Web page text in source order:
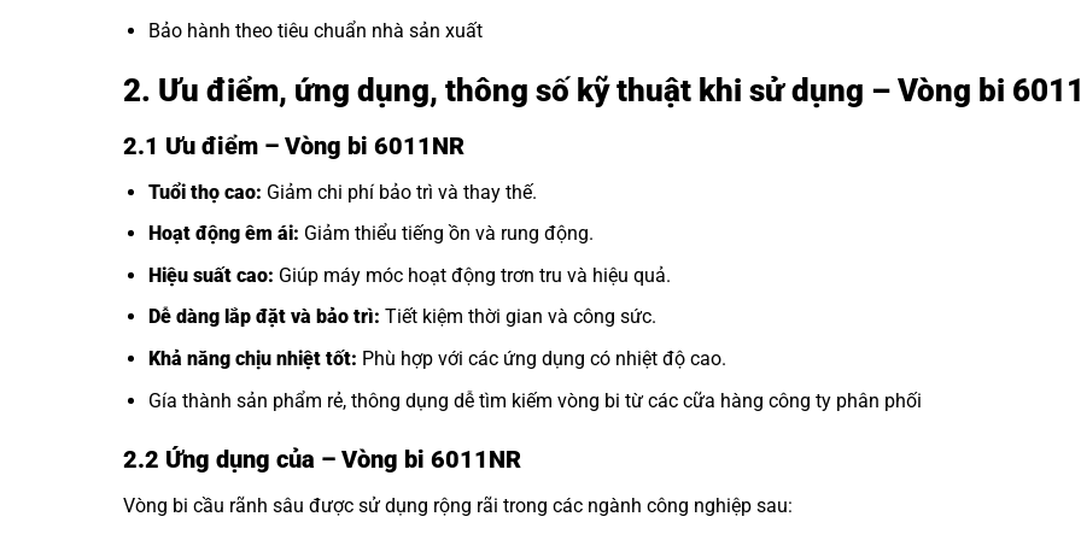
Bảo hành theo tiêu chuẩn nhà sản xuất
2. Ưu điểm, ứng dụng, thông số kỹ thuật khi sử dụng – Vòng bi
2.1 Ưu điểm – Vòng bi 6011NR
Tuổi thọ cao: Giảm chi phí bảo trì và thay thế.
Hoạt động êm ái: Giảm thiểu tiếng ồn và rung động.
Hiệu suất cao: Giúp máy móc hoạt động trơn tru và hiệu quả.
Dễ dàng lắp đặt và bảo trì: Tiết kiệm thời gian và công sức.
Khả năng chịu nhiệt tốt: Phù hợp với các ứng dụng có nhiệt độ cao.
Gía thành sản phẩm rẻ, thông dụng dễ tìm kiếm vòng bi từ các cữa hàng công ty phân phối
2.2 Ứng dụng của – Vòng bi 6011NR
Vòng bi cầu rãnh sâu được sử dụng rộng rãi trong các ngành công nghiệp sau: